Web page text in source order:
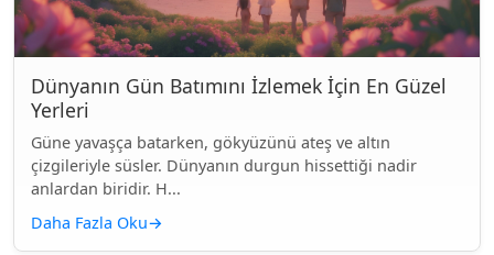
Dünyanın Gün Batımını İzlemek İçin En Güzel
Yerleri
Güne yavaşça batarken, gökyüzünü ateş ve altın
çizgileriyle süsler. Dünyanın durgun hissettiği nadir
anlardan biridir. H...
Daha Fazla Oku→